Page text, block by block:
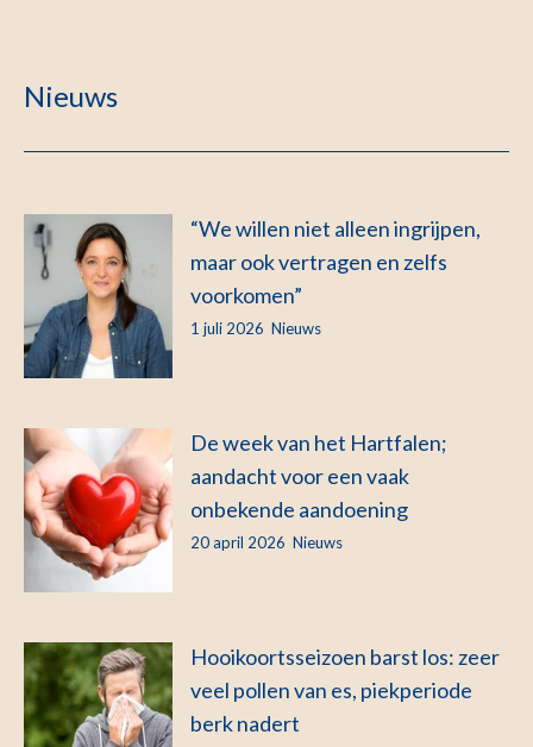
Nieuws
“We willen niet alleen ingrijpen,
maar ook vertragen en zelfs
voorkomen”
1 juli 2026 Nieuws
De week van het Hartfalen;
aandacht voor een vaak
onbekende aandoening
20 april 2026 Nieuws
Hooikoortsseizoen barst los: zeer
veel pollen van es, piekperiode
berk nadert